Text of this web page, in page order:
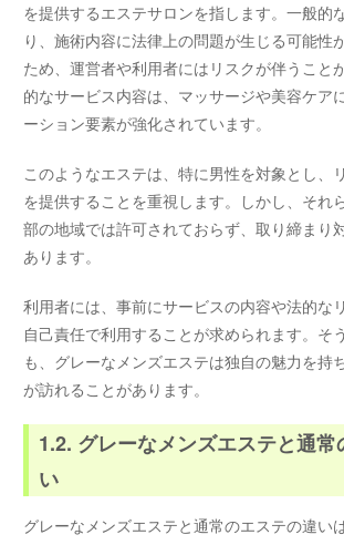
を提供するエステサロンを指します。一般的
り、施術内容に法律上の問題が生じる可能性
ため、運営者や利用者にはリスクが伴うこと
的なサービス内容は、マッサージや美容ケア
ーション要素が強化されています。
このようなエステは、特に男性を対象とし、
を提供することを重視します。しかし、それ
部の地域では許可されておらず、取り締まり
あります。
利用者には、事前にサービスの内容や法的な
自己責任で利用することが求められます。そ
も、グレーなメンズエステは独自の魅力を持
が訪れることがあります。
1.2. グレーなメンズエステと通
い
グレーなメンズエステと通常のエステの違い